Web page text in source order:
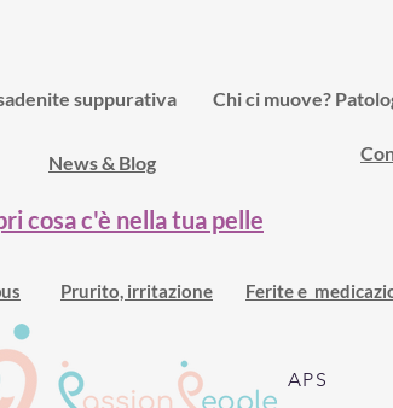
suppurativa Chi ci muove?
News & Blog
cosa c'è nella tua pelle
Prurito, irritazione Ferite e
APS